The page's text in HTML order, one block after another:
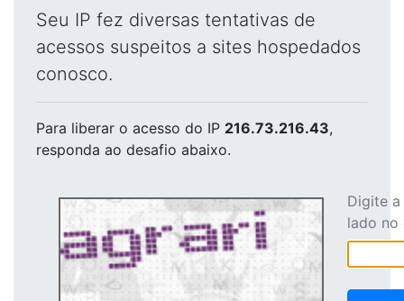
Seu IP fez diversas tentativas de
acessos suspeitos a sites hospedados
conosco.
Para liberar o acesso do IP 216.73.216.43,
responda ao desafio abaixo.
Digite
lado no